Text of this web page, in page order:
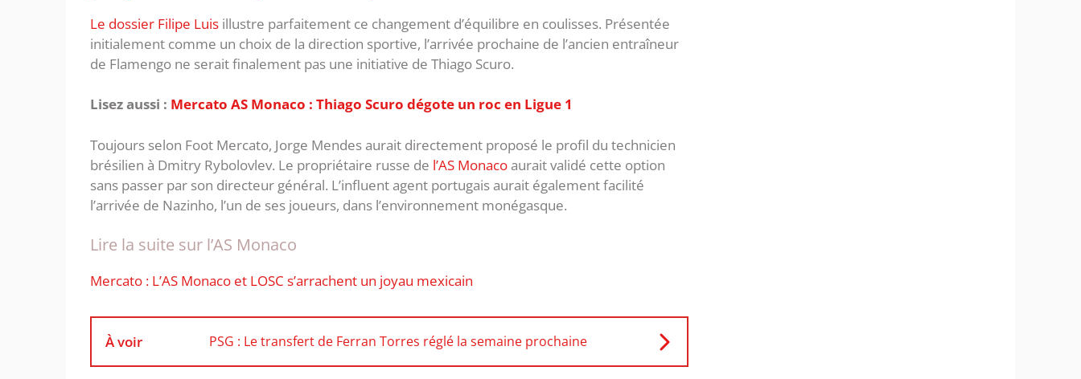
Le dossier Filipe Luis illustre parfaitement ce changement d’équilibre en coulisses. Présentée
initialement comme un choix de la direction sportive, l’arrivée prochaine de l’ancien entraîneur
de Flamengo ne serait finalement pas une initiative de Thiago Scuro.
Lisez aussi : Mercato AS Monaco : Thiago Scuro dégote un roc en Ligue 1
Toujours selon Foot Mercato, Jorge Mendes aurait directement proposé le profil du technicien
brésilien à Dmitry Rybolovlev. Le propriétaire russe de l’AS Monacoaurait validé cette option
sans passer par son directeur général. L’influent agent portugais aurait également facilité
l’arrivée de Nazinho, l’un de ses joueurs, dans l’environnement monégasque.
Lire la suite sur l’AS Monaco
Mercato : L’AS Monaco et LOSC s’arrachent un joyau mexicain
À voir PSG : Le transfert de Ferran Torres réglé la semaine prochaine